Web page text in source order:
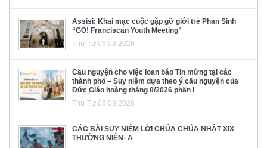
Assisi: Khai mạc cuộc gặp gỡ giới trẻ Phan Sinh
“GO! Franciscan Youth Meeting”
Thứ Tư 05.08.2026
Cầu nguyện cho việc loan báo Tin mừng tại các
thành phố – Suy niệm dựa theo ý cầu nguyện của
Đức Giáo hoàng tháng 8/2026 phần I
Thứ Tư 05.08.2026
CÁC BÀI SUY NIỆM LỜI CHÚA CHÚA NHẬT XIX
THƯỜNG NIÊN- A